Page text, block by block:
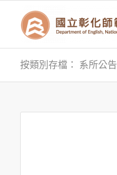
按類別存檔： 系所公告